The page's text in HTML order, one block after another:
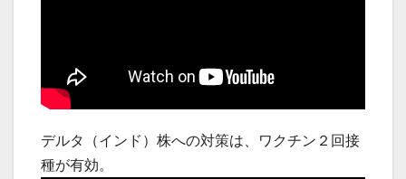
デルタ（インド）株への対策は、ワクチン２回接
種が有効。